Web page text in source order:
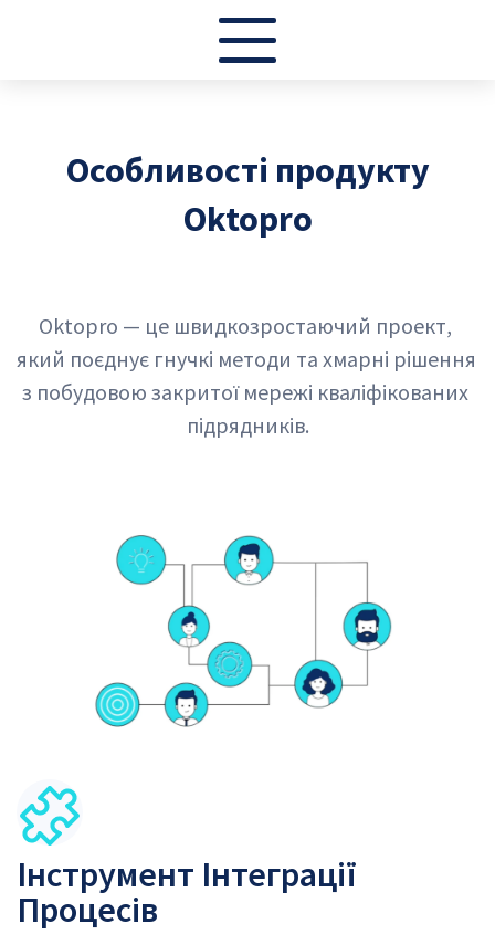
Особливості продукту
Oktopro
Oktopro — це швидкозростаючий проект,
який поєднує гнучкі методи та хмарні рішення
з побудовою закритої мережі кваліфікованих
підрядників.
SVG
Інструмент Інтеграції
Процесів